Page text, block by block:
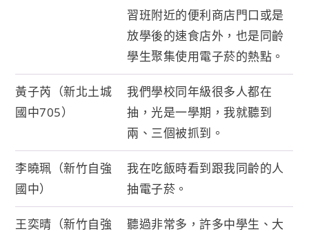
習班附近的便利商店門口或是
放學後的速食店外，也是同齡
學生聚集使用電子菸的熱點。
黃子芮（新北土城
國中705）
我們學校同年級很多人都在
抽，光是一學期，我就聽到
兩、三個被抓到。
李曉珮（新竹自強
國中）
我在吃飯時看到跟我同齡的人
抽電子菸。
王奕晴（新竹自強
聽過非常多，許多中學生、大